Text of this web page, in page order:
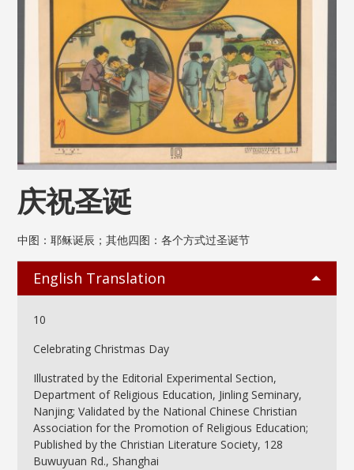
庆祝圣诞
中图：耶稣诞辰；其他四图：各个方式过圣诞节
English Translation
10
Celebrating Christmas Day
Illustrated by the Editorial Experimental Section,
Department of Religious Education, Jinling Seminary,
Nanjing; Validated by the National Chinese Christian
Association for the Promotion of Religious Education;
Published by the Christian Literature Society, 128
Buwuyuan Rd., Shanghai